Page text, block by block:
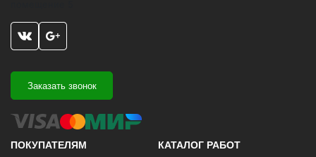
Заказать звонок
ПОКУПАТЕЛЯМ
КАТАЛОГ РАБОТ